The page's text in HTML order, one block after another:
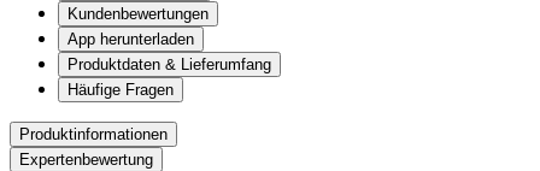
Kundenbewertungen
App herunterladen
Produktdaten & Lieferumfang
Häufige Fragen
Produktinformationen
Expertenbewertung